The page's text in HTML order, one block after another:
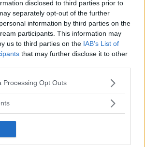
disclosed to third parties prior to
separately opt-out of the further
information by third parties on the
participants. This information may
us to third parties on the IAB’s List of
that may further disclose it to other
website/app uses one or more Google
or usage behaviour. You may click to
specified purposes in below Google
Processing Opt Outs
En första provkörning av nya
och P7 avslöjar imponerande
priser. ”Xpeng G9 har effekt och
bilar som är mycket dyrare”, säger
coupésuv
Tesla